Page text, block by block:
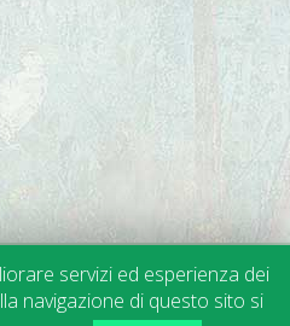
• Privacy • Cookies | Web Design
servizi ed esperienza dei
navigazione di questo sito si